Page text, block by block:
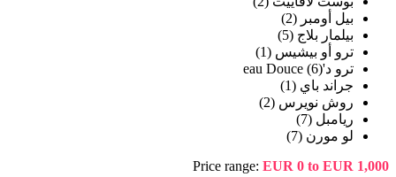
بيل أومبر (2)
بيلمار بلاج (5)
ترو أو بيشيس (1)
ترو د'eau Douce (6)
جراند باي (1)
روش نويرس (2)
ريامبل (7)
لو مورن (7)
Price range: EUR 0 to EUR 1,000